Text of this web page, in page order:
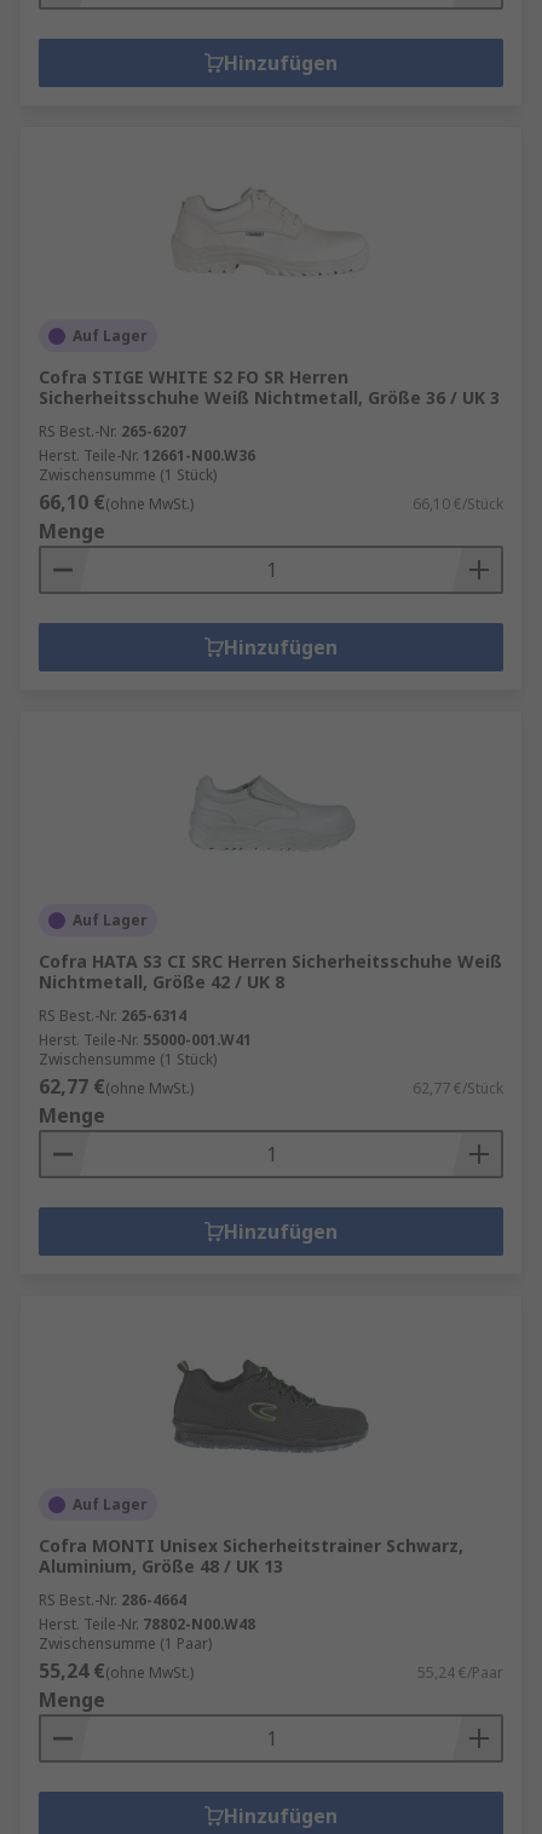
Hinzufügen
Auf Lager
Cofra STIGE WHITE S2 FO SR Herren
Sicherheitsschuhe Weiß Nichtmetall, Größe 36 / UK 3
RS Best.-Nr. 265-6207
Herst. Teile-Nr. 12661-N00.W36
Zwischensumme (1 Stück)
66,10 €(ohne MwSt.) 66,10 €/Stück
Menge
Hinzufügen
Auf Lager
Cofra HATA S3 CI SRC Herren Sicherheitsschuhe Weiß
Nichtmetall, Größe 42 / UK 8
RS Best.-Nr. 265-6314
Herst. Teile-Nr. 55000-001.W41
Zwischensumme (1 Stück)
62,77 €(ohne MwSt.) 62,77 €/Stück
Menge
Hinzufügen
Auf Lager
Cofra MONTI Unisex Sicherheitstrainer Schwarz,
Aluminium, Größe 48 / UK 13
RS Best.-Nr. 286-4664
Herst. Teile-Nr. 78802-N00.W48
Zwischensumme (1 Paar)
55,24 €(ohne MwSt.) 55,24 €/Paar
Menge
Hinzufügen